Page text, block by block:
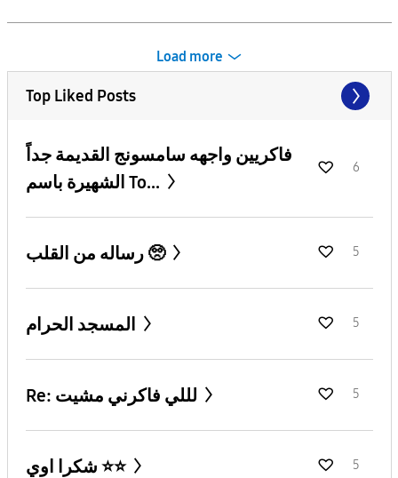
Load more
Top Liked Posts
فاكريين واجهه سامسونج القديمة جداً
الشهيرة باسم To...
6
رساله من القلب 🥺 5
5
5
شكرا اوي ⭐️⭐️ 5